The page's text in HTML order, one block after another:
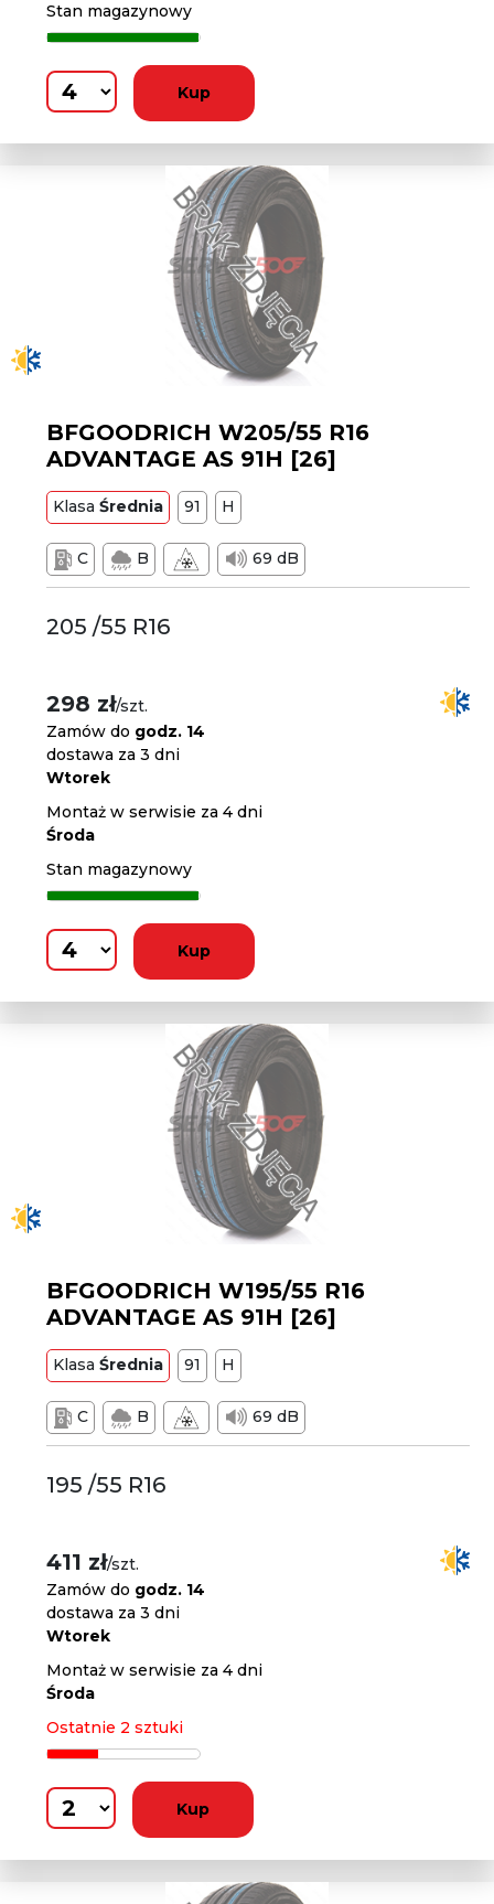
Stan magazynowy
Kup
BFGOODRICH W205/55 R16
ADVANTAGE AS 91H [26]
KlasaŚrednia 91 H
C B 69 dB
205 /55 R16
298 zł/szt.
Zamów do godz. 14
dostawa za 3 dni
Wtorek
Montaż w serwisie za 4 dni
Środa
Stan magazynowy
Kup
BFGOODRICH W195/55 R16
ADVANTAGE AS 91H [26]
KlasaŚrednia 91 H
C B 69 dB
195 /55 R16
411 zł/szt.
Zamów do godz. 14
dostawa za 3 dni
Wtorek
Montaż w serwisie za 4 dni
Środa
Ostatnie 2 sztuki
Kup